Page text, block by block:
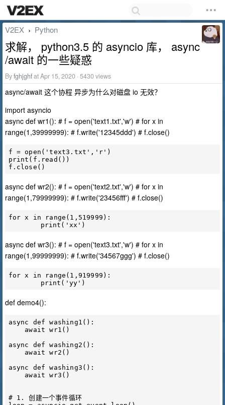
V2EX › Python
求解， python3.5 的 asyncio 库， async
/await 的一些疑惑
Byfghjghfat Apr 15, 2020 · 5430 views
async/await 这个协程 异步为什么对磁盘 io 无效？
import asyncio
async def wr1(): # f = open('text1.txt','w') # for x in
range(1,39999999): # f.write('12345ddd') # f.close()
f = open('text3.txt','r')
print(f.read())
async def wr2(): # f = open('text2.txt','w') # for x in
range(1,79999999): # f.write('23456fff') # f.close()
for x in range(1,519999):
async def wr3(): # f = open('text3.txt','w') # for x in
range(1,99999999): # f.write('34567ggg') # f.close()
for x in range(1,919999):
def demo4():
async def washing1():
async def washing2():
async def washing3():
# 1. 创建一个事件循环